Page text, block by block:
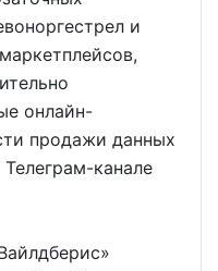
и
онлайн-
продажи данных
канале